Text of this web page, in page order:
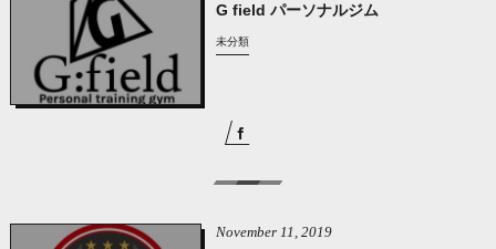
G field パーソナルジム
未分類
November 11 ,2019